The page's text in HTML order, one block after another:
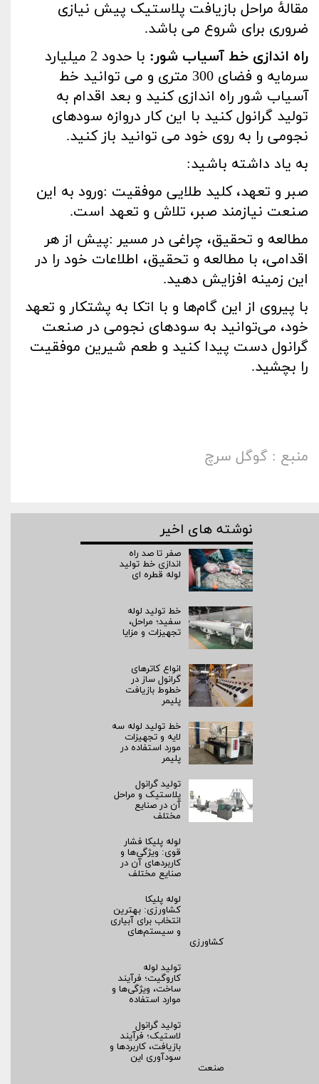
مقالۀ مراحل بازیافت پلاستیک پیش نیازی
ضروری برای شروع می باشد.
راه اندازی خط آسیاب شور:
با حدود 2 میلیارد
سرمایه و فضای 300 متری و می توانید خط
آسیاب شور راه اندازی کنید و بعد اقدام به
تولید گرانول کنید با این کار دروازه سودهای
نجومی را به روی خود می توانید باز کنید.
به یاد داشته باشید:
صبر و تعهد، کلید طلایی موفقیت :ورود به این
صنعت نیازمند صبر، تلاش و تعهد است.
مطالعه و تحقیق، چراغی در مسیر :پیش از هر
اقدامی، با مطالعه و تحقیق، اطلاعات خود را در
این زمینه افزایش دهید.
با پیروی از این گام‌ها و با اتکا به پشتکار و تعهد
خود، می‌توانید به سودهای نجومی در صنعت
گرانول دست پیدا کنید و طعم شیرین موفقیت
را بچشید.
منبع : گوگل سرچ
نوشته های اخیر
صفر تا صد راه‌
اندازی خط تولید
لوله قطره ای
خط تولید لوله
سفید؛ مراحل،
تجهیزات و مزایا
انواع کاترهای
گرانول ساز در
خطوط بازیافت
پلیمر
خط تولید لوله سه
لایه و تجهیزات
مورد استفاده در
پلیمر
تولید گرانول
پلاستیک و مراحل
آن در صنایع
مختلف
لوله پلیکا فشار
قوی: ویژگی‌ها و
کاربردهای آن در
صنایع مختلف
لوله پلیکا
کشاورزی: بهترین
انتخاب برای آبیاری
و سیستم‌های
کشاورزی
تولید لوله
کاروگیت؛ فرآیند
ساخت، ویژگی‌ها و
موارد استفاده
تولید گرانول
لاستیک؛ فرآیند
بازیافت، کاربردها و
سودآوری این
صنعت